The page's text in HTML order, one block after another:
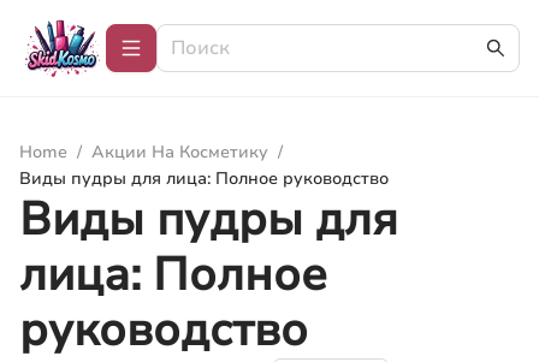
Home / Акции На Косметику /
Виды пудры для лица: Полное руководство
Виды пудры для
лица: Полное
руководство